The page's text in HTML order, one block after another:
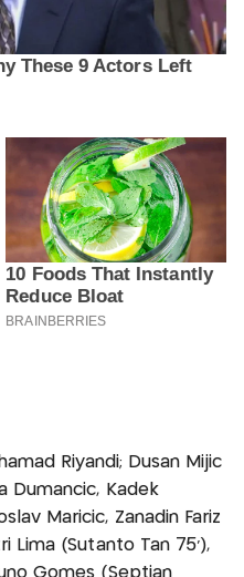
Riyandi; Dusan Mijic
Dumancic, Kadek
Maricic, Zanadin Fariz
Lima (Sutanto Tan 75’),
Gomes (Septian